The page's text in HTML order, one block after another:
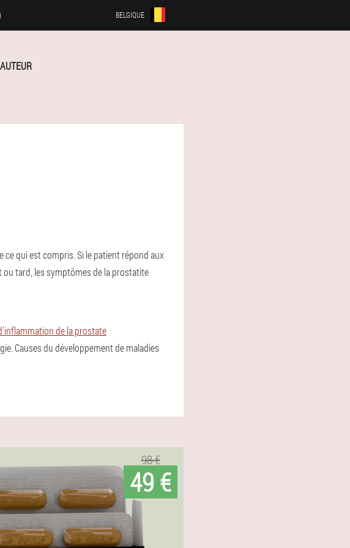
BELGIQUE
AUTEUR
qui est compris. Si le patient répond aux
tard, les symptômes de la prostatite
de la prostate
Causes du développement de maladies
98 €
49 €